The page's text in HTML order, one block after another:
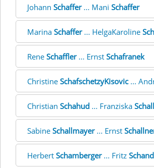
Johann Schaffer... Mani Schaffer
Marina Schaffer... HelgaKaroline
Rene Schaffler... Ernst Schafranek
Christine SchafschetzyKisovic...
Christian Schahud ... Franziska
Sabine Schallmayer... Ernst
Herbert Schamberger... Fritz